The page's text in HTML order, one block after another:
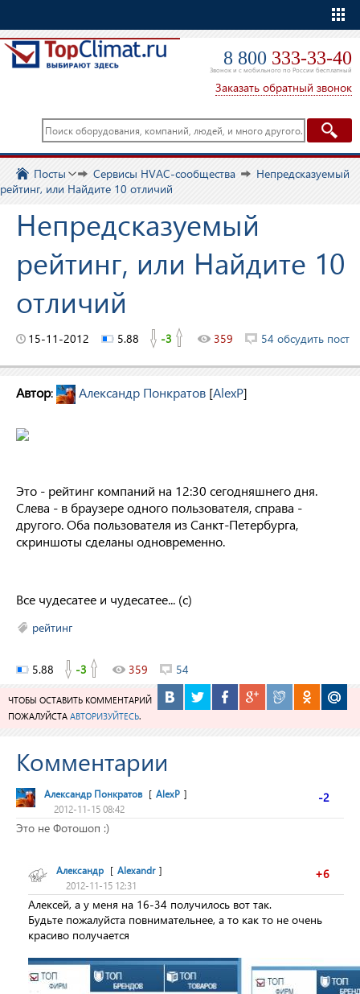
8 800 333-33-40
Звонок и с мобильного по России бесплатный
Заказать обратный звонок
Посты Сервисы HVAC-сообщества
Непредсказуемый
рейтинг, или Найдите 10 отличий
Непредсказуемый
рейтинг, или Найдите 10
отличий
15-11-2012 5.88 -3 359 54 обсудить пост
Автор: Александр Понкратов [AlexP]
Это - рейтинг компаний на 12:30 сегодняшнего дня.
Слева - в браузере одного пользователя, справа -
другого. Оба пользователя из Санкт-Петербурга,
скриншоты сделаны одновременно.
Все чудесатее и чудесатее... (с)
рейтинг
5.88 -3 359 54
ЧТОБЫ ОСТАВИТЬ КОММЕНТАРИЙ
ПОЖАЛУЙСТА АВТОРИЗУЙТЕСЬ.
Комментарии
-2
Александр Понкратов [ AlexP ]
2012-11-15 08:42
Это не Фотошоп :)
+6
Александр [ Alexandr ]
2012-11-15 12:31
Алексей, а у меня на 16-34 получилось вот так.
Будьте пожалуйста повнимательнее, а то как то не очень
красиво получается